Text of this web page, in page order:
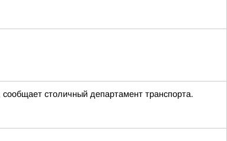
столичный департамент транспорта.